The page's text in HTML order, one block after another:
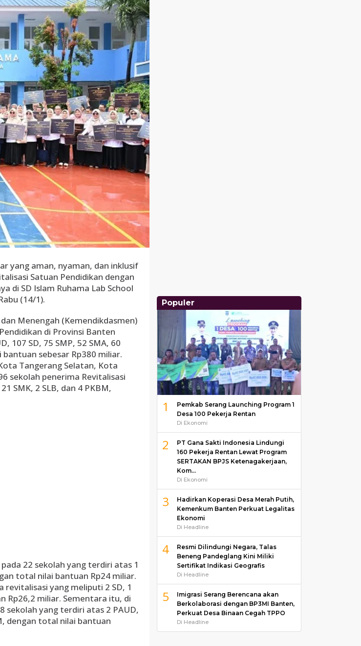
yang aman, nyaman, dan inklusif
Satuan Pendidikan dengan
di SD Islam Ruhama Lab School
(14/1).
Menengah (Kemendikdasmen)
di Provinsi Banten
107 SD, 75 SMP, 52 SMA, 60
bantuan sebesar Rp380 miliar.
Tangerang Selatan, Kota
sekolah penerima Revitalisasi
SMK, 2 SLB, dan 4 PKBM,
22 sekolah yang terdiri atas 1
total nilai bantuan Rp24 miliar.
yang meliputi 2 SD, 1
Rp26,2 miliar. Sementara itu, di
sekolah yang terdiri atas 2 PAUD,
dengan total nilai bantuan
Populer
1
Pemkab Serang Launching Program 1
Desa 100 Pekerja Rentan
Di Ekonomi
2
PT Gana Sakti Indonesia Lindungi
160 Pekerja Rentan Lewat Program
SERTAKAN BPJS Ketenagakerjaan,
Kom…
Di Ekonomi
3
Hadirkan Koperasi Desa Merah Putih,
Kemenkum Banten Perkuat Legalitas
Ekonomi
Di Headline
4
Resmi Dilindungi Negara, Talas
Beneng Pandeglang Kini Miliki
Sertifikat Indikasi Geografis
Di Headline
5
Imigrasi Serang Berencana akan
Berkolaborasi dengan BP3MI Banten,
Perkuat Desa Binaan Cegah TPPO
Di Headline